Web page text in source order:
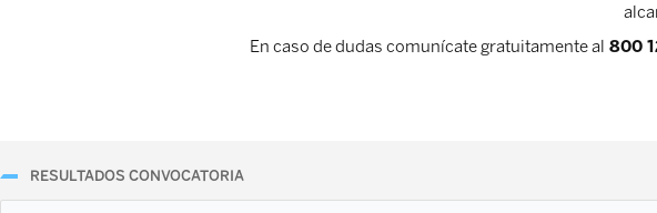
En caso de dudas comunícate gratuitamente al 800
RESULTADOS CONVOCATORIA